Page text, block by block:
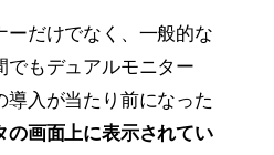
ーだけでなく、一般的な
でもデュアルモニター
導入が当たり前になった
の画面上に表示されてい